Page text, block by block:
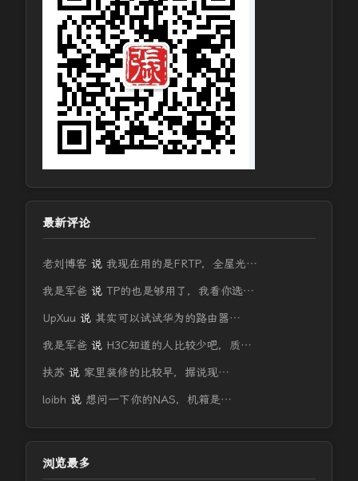
最新评论
老刘博客 说 我现在用的是FRTP，全屋光…
我是军爸 说 TP的也是够用了，我看你选…
UpXuu 说 其实可以试试华为的路由器…
我是军爸 说 H3C知道的人比较少吧，质…
扶苏 说 家里装修的比较早，据说现…
loibh 说 想问一下你的NAS，机箱是…
浏览最多